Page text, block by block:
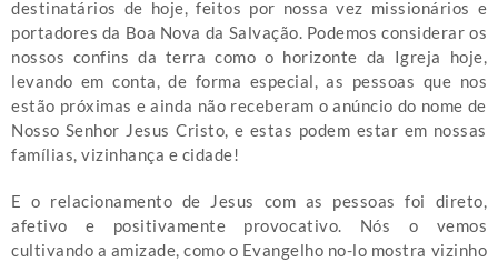
destinatários de hoje, feitos por nossa vez missionários e
portadores da Boa Nova da Salvação. Podemos considerar os
nossos confins da terra como o horizonte da Igreja hoje,
levando em conta, de forma especial, as pessoas que nos
estão próximas e ainda não receberam o anúncio do nome de
Nosso Senhor Jesus Cristo, e estas podem estar em nossas
famílias, vizinhança e cidade!
E o relacionamento de Jesus com as pessoas foi direto,
afetivo e positivamente provocativo. Nós o vemos
cultivando a amizade, como o Evangelho no-lo mostra vizinho